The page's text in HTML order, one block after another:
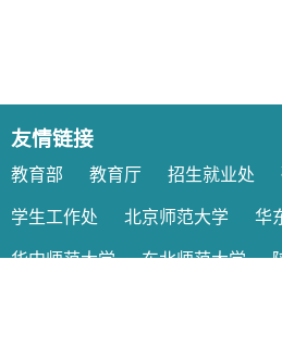
友情链接
教育部 教育厅 招生就业处
学生工作处 北京师范大学 华
华中师范大学 东北师范大学